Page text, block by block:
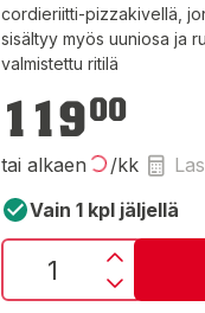
cordieriitti-pizzakivellä,
sisältyy myös uuniosa ja
valmistettu ritilä
119,00 €
11900
tai alkaen /kk
Vain 1 kpl jäljellä